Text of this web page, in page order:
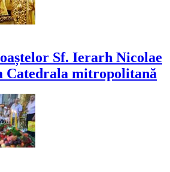
Sf. Ierarh Nicolae
Catedrala mitropolitană